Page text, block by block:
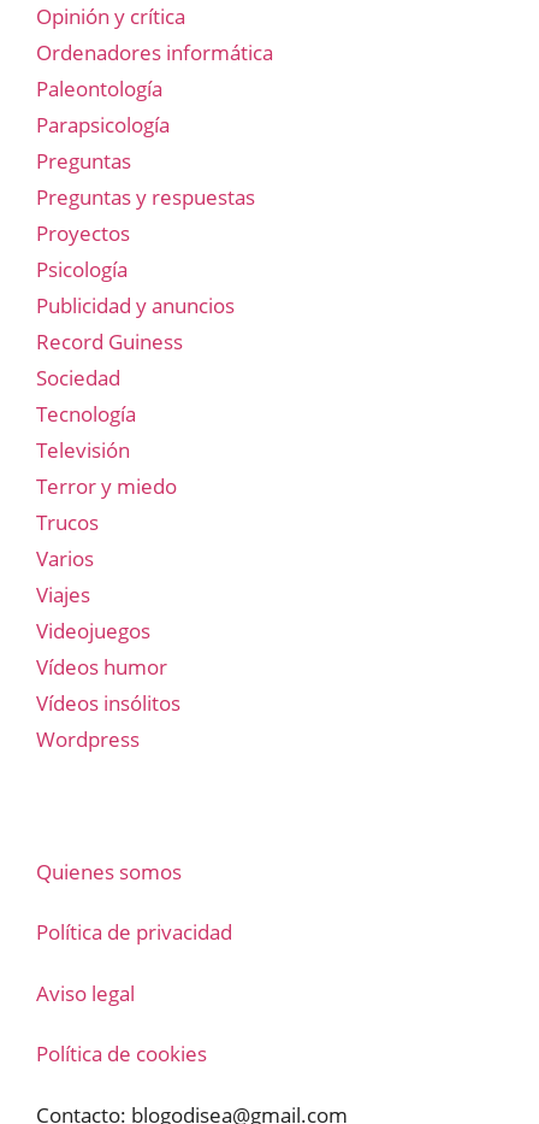
Opinión y crítica
Ordenadores informática
Paleontología
Parapsicología
Preguntas
Preguntas y respuestas
Proyectos
Psicología
Publicidad y anuncios
Record Guiness
Sociedad
Tecnología
Televisión
Terror y miedo
Trucos
Varios
Viajes
Videojuegos
Vídeos humor
Vídeos insólitos
Wordpress
Quienes somos
Política de privacidad
Aviso legal
Política de cookies
Contacto: blogodisea@gmail.com